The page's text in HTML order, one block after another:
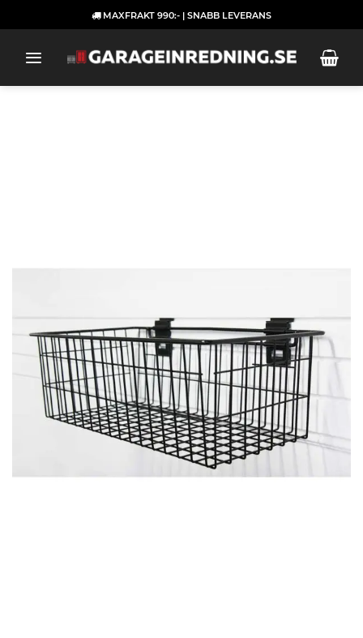
to
MAXFRAKT 990:- | SNABB LEVERANS